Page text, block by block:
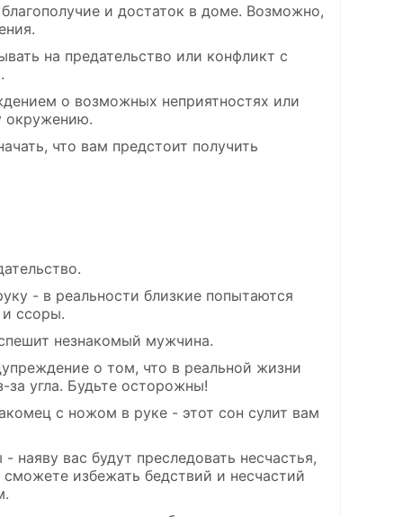
и достаток в доме. Возможно,
на предательство или конфликт с
о возможных неприятностях или
окружению.
что вам предстоит получить
- в реальности близкие попытаются
и ссоры.
незнакомый мужчина.
о том, что в реальной жизни
угла. Будьте осторожны!
с ножом в руке - этот сон сулит вам
вас будут преследовать несчастья,
избежать бедствий и несчастий